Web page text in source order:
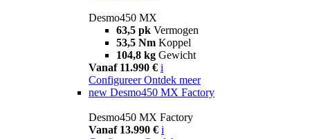
Desmo450 MX
63,5 pk Vermogen
53,5 Nm Koppel
104,8 kg Gewicht
Vanaf 11.990 € i
Configureer Ontdek meer
new Desmo450 MX Factory
Desmo450 MX Factory
Vanaf 13.990 € i